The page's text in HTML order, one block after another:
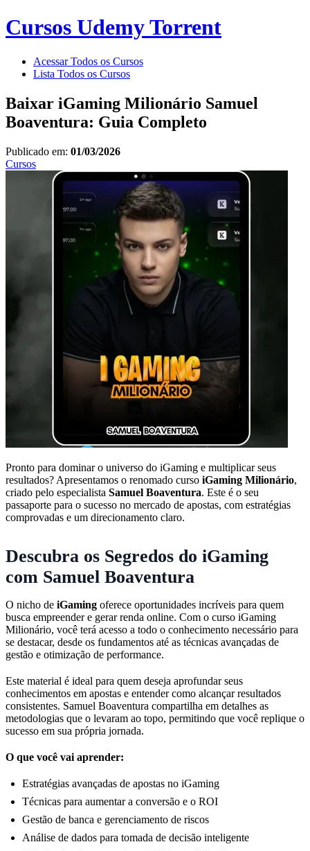
Cursos Udemy Torrent
Acessar Todos os Cursos
Lista Todos os Cursos
Baixar iGaming Milionário Samuel
Boaventura: Guia Completo
Publicado em: 01/03/2026
Cursos
Pronto para dominar o universo do iGaming e multiplicar seus
resultados? Apresentamos o renomado curso iGaming Milionário,
criado pelo especialista Samuel Boaventura. Este é o seu
passaporte para o sucesso no mercado de apostas, com estratégias
comprovadas e um direcionamento claro.
Descubra os Segredos do iGaming
com Samuel Boaventura
O nicho de iGaming oferece oportunidades incríveis para quem
busca empreender e gerar renda online. Com o curso iGaming
Milionário, você terá acesso a todo o conhecimento necessário para
se destacar, desde os fundamentos até as técnicas avançadas de
gestão e otimização de performance.
Este material é ideal para quem deseja aprofundar seus
conhecimentos em apostas e entender como alcançar resultados
consistentes. Samuel Boaventura compartilha em detalhes as
metodologias que o levaram ao topo, permitindo que você replique o
sucesso em sua própria jornada.
O que você vai aprender:
Estratégias avançadas de apostas no iGaming
Técnicas para aumentar a conversão e o ROI
Gestão de banca e gerenciamento de riscos
Análise de dados para tomada de decisão inteligente